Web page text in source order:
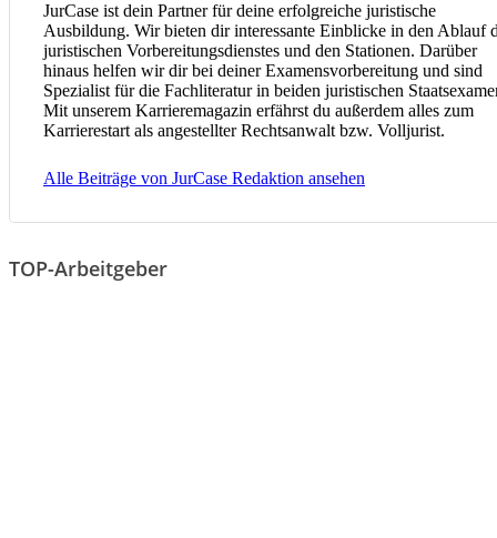
JurCase ist dein Partner für deine erfolgreiche juristische
Ausbildung. Wir bieten dir interessante Einblicke in den Ablauf
juristischen Vorbereitungsdienstes und den Stationen. Darüber
hinaus helfen wir dir bei deiner Examensvorbereitung und sind
Spezialist für die Fachliteratur in beiden juristischen
Mit unserem Karrieremagazin erfährst du außerdem alles zum
Karrierestart als angestellter Rechtsanwalt bzw. Volljurist.
Alle Beiträge von JurCase Redaktion ansehen
TOP-Arbeitgeber